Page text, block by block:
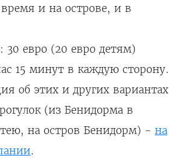
время и на острове, и в
30 евро (20 евро детям)
15 минут в каждую сторону.
об этих и других вариантах
(из Бенидорма в
на остров Бенидорм) - на
.